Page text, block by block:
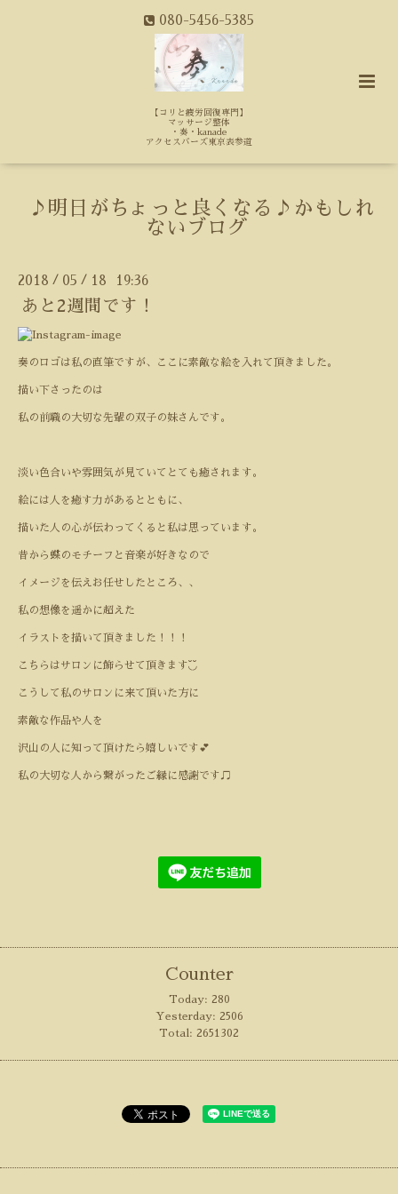
080-5456-5385
【コリと疲労回復専門】
マッサージ整体
・奏・kanade
アクセスバーズ東京表参道
♪明日がちょっと良くなる♪かもしれ
ないブログ
2018 / 05 / 18 19:36
あと2週間です！
奏のロゴは私の直筆ですが、ここに素敵な絵を入れて頂きました。
描い下さったのは
私の前職の大切な先輩の双子の妹さんです。
淡い色合いや雰囲気が見ていてとても癒されます。
絵には人を癒す力があるとともに、
描いた人の心が伝わってくると私は思っています。
昔から蝶のモチーフと音楽が好きなので
イメージを伝えお任せしたところ、、
私の想像を遥かに超えた
イラストを描いて頂きました！！！
こちらはサロンに飾らせて頂きます◟̆◞̆
こうして私のサロンに来て頂いた方に
素敵な作品や人を
沢山の人に知って頂けたら嬉しいです💕
私の大切な人から繋がったご縁に感謝です♫
Counter
Today: 280
Yesterday: 2506
Total: 2651302